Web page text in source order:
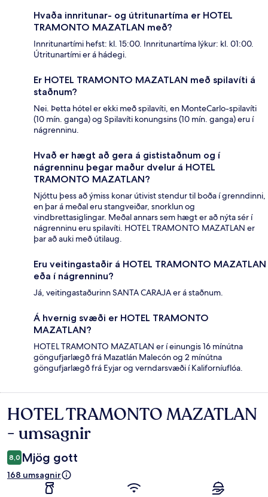
Hvaða innritunar- og útritunartíma er HOTEL
TRAMONTO MAZATLAN með?
Innritunartími hefst: kl. 15:00. Innritunartíma lýkur: kl. 01:00.
Útritunartími er á hádegi.
Er HOTEL TRAMONTO MAZATLAN með spilavíti á
staðnum?
Nei. Þetta hótel er ekki með spilavíti, en MonteCarlo-spilavíti
(10 mín. ganga) og Spilavíti konungsins (10 mín. ganga) eru í
nágrenninu.
Hvað er hægt að gera á gististaðnum og í
nágrenninu þegar maður dvelur á HOTEL
TRAMONTO MAZATLAN?
Njóttu þess að ýmiss konar útivist stendur til boða í grenndinni,
en þar á meðal eru stangveiðar, snorklun og
vindbrettasiglingar. Meðal annars sem hægt er að nýta sér í
nágrenninu eru spilavíti. HOTEL TRAMONTO MAZATLAN er
þar að auki með útilaug.
Eru veitingastaðir á HOTEL TRAMONTO MAZATLAN
eða í nágrenninu?
Já, veitingastaðurinn SANTA CARAJA er á staðnum.
Á hvernig svæði er HOTEL TRAMONTO
MAZATLAN?
HOTEL TRAMONTO MAZATLAN er í einungis 16 mínútna
göngufjarlægð frá Mazatlán Malecón og 2 mínútna
göngufjarlægð frá Eyjar og verndarsvæði í Kaliforníuflóa.
Umsagnir
HOTEL TRAMONTO MAZATLAN
- umsagnir
8,0 Mjög gott
168 umsagnir